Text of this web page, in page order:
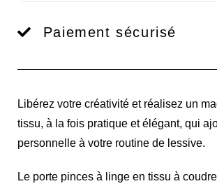
Paiement sécurisé
Libérez votre créativité et réalisez un
tissu, à la fois pratique et élégant, qui
personnelle à votre routine de lessive.
Le porte pinces à linge en tissu à